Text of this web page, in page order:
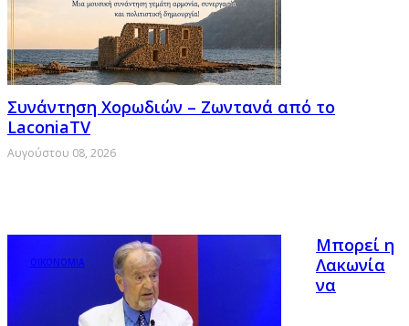
Συνάντηση Χορωδιών – Ζωντανά από το
LaconiaTV
Αυγούστου 08, 2026
ΟΙΚΟΝΟΜΙΑ
Μπορεί η
Λακωνία
να